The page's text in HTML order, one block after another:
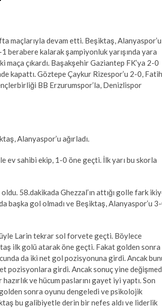
maçlarıyla devam etti. Beşiktaş, Alanyaspor’u
berabere kalarak şampiyonluk yarışında yara
çıkardı. Başakşehir Gaziantep FK’ya 2-0
kapattı. Göztepe Çaykur Rizespor’u 2-0, Fatih
BB Erzurumspor’la, Denizlispor
Alanyaspor’u ağırladı.
ev sahibi ekip, 1-0 öne geçti. İlk yarı bu skorla
58.dakikada Ghezzal’ın attığı golle fark
başka gol olmadı ve Beşiktaş, Alanyaspor’u
Larin tekrar sol forvete geçti. Böylece
ilk golü atarak öne geçti. Fakat golden sonra
da iki net gol pozisyonuna girdi. Ancak
pozisyonlara girdi. Ancak sonuç yine
ve hücum paslarını gayet iyi yaptı. Son
sonra oyunu dengeledi ve psikolojik
bu galibiyetle derin bir nefes aldı ve liderlik